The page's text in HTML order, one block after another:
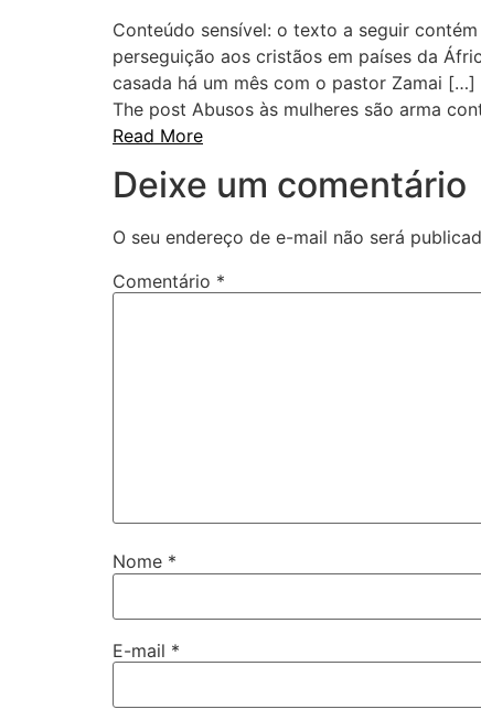
Conteúdo sensível: o texto a seguir
perseguição aos cristãos em países da
casada há um mês com o pastor Zamai […]
The post Abusos às mulheres são arma
Read More
Deixe um comentário
O seu endereço de e-mail não será
Comentário *
Nome *
E-mail *